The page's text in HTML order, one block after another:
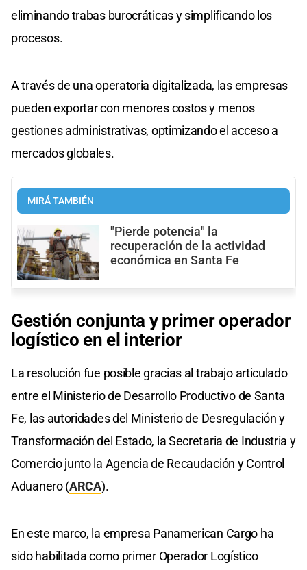
eliminando trabas burocráticas y simplificando los
procesos.
A través de una operatoria digitalizada, las empresas
pueden exportar con menores costos y menos
gestiones administrativas, optimizando el acceso a
mercados globales.
MIRÁ TAMBIÉN
"Pierde potencia" la
recuperación de la actividad
económica en Santa Fe
Gestión conjunta y primer operador
logístico en el interior
La resolución fue posible gracias al trabajo articulado
entre el Ministerio de Desarrollo Productivo de Santa
Fe, las autoridades del Ministerio de Desregulación y
Transformación del Estado, la Secretaria de Industria y
Comercio junto la Agencia de Recaudación y Control
Aduanero (ARCA).
En este marco, la empresa Panamerican Cargo ha
sido habilitada como primer Operador Logístico